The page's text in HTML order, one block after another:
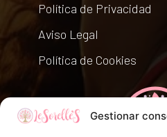
Gestionar
Política de Privacidad
Aviso Legal
Política de Cookies